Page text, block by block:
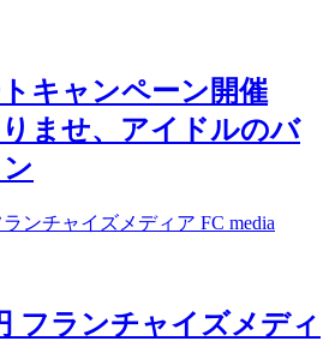
キャンペーン開催
ませ、アイドルのバ
フランチャイズメディ